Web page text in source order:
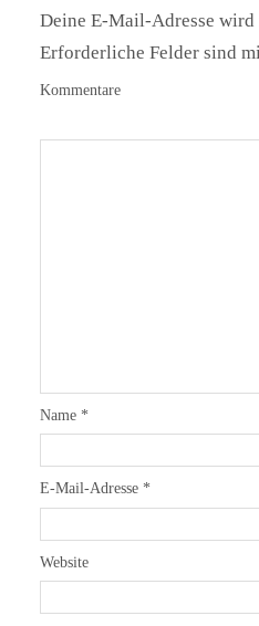
Deine E-Mail-Adresse
Erforderliche Felder sind
Kommentare
Name *
E-Mail-Adresse *
Website